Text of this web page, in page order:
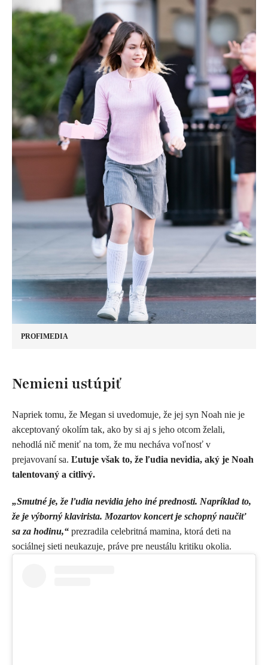
PROFIMEDIA
Nemieni ustúpiť
Napriek tomu, že Megan si uvedomuje, že jej syn Noah nie je
akceptovaný okolím tak, ako by si aj s jeho otcom želali,
nehodlá nič meniť na tom, že mu necháva voľnosť v
prejavovaní sa. Ľutuje však to, že ľudia nevidia, aký je Noah
talentovaný a citlivý.
„Smutné je, že ľudia nevidia jeho iné prednosti. Napríklad to,
že je výborný klavirista. Mozartov koncert je schopný naučiť
sa za hodinu,“ prezradila celebritná mamina, ktorá deti na
sociálnej sieti neukazuje, práve pre neustálu kritiku okolia.